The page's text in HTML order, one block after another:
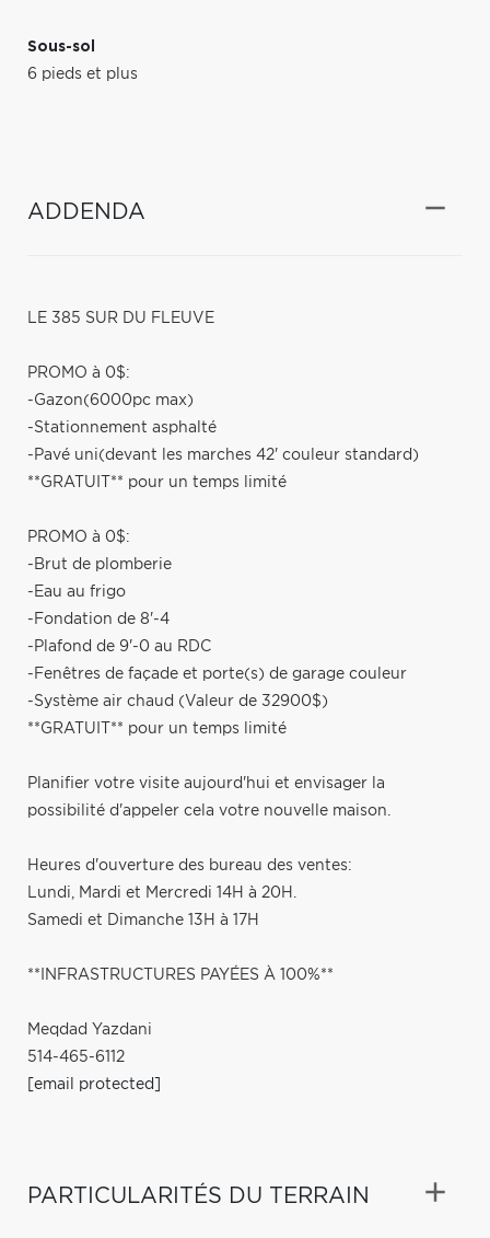
Sous-sol
6 pieds et plus
ADDENDA
LE 385 SUR DU FLEUVE
PROMO à 0$:
-Gazon(6000pc max)
-Stationnement asphalté
-Pavé uni(devant les marches 42' couleur standard)
**GRATUIT** pour un temps limité
PROMO à 0$:
-Brut de plomberie
-Eau au frigo
-Fondation de 8'-4
-Plafond de 9'-0 au RDC
-Fenêtres de façade et porte(s) de garage couleur
-Système air chaud (Valeur de 32900$)
**GRATUIT** pour un temps limité
Planifier votre visite aujourd'hui et envisager la
possibilité d'appeler cela votre nouvelle maison.
Heures d'ouverture des bureau des ventes:
Lundi, Mardi et Mercredi 14H à 20H.
Samedi et Dimanche 13H à 17H
**INFRASTRUCTURES PAYÉES À 100%**
Meqdad Yazdani
514-465-6112
[email protected]
PARTICULARITÉS DU TERRAIN